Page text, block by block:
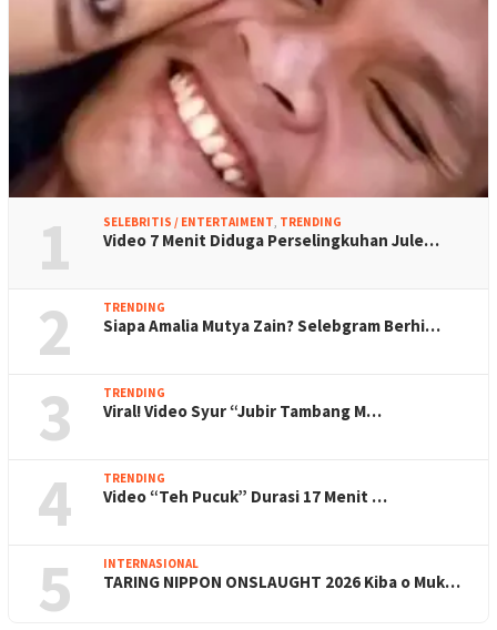
1 SELEBRITIS / ENTERTAIMENT TRENDING
Video 7 Menit Diduga Perselingkuhan Jule…
2 TRENDING
Siapa Amalia Mutya Zain? Selebgram Berhi…
3 TRENDING
Viral! Video Syur “Jubir Tambang M…
4 TRENDING
Video “Teh Pucuk” Durasi 17 Menit …
5 INTERNASIONAL
TARING NIPPON ONSLAUGHT 2026 Kiba o Muk…